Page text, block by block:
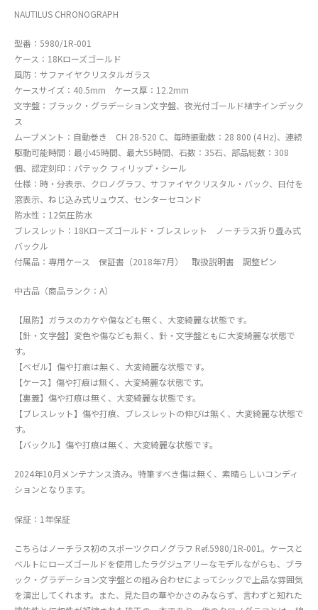
NAUTILUS CHRONOGRAPH
型番：5980/1R-001
ケース：18Kローズゴールド
風防：サファイヤクリスタルガラス
ケースサイズ：40.5mm ケース厚：12.2mm
文字盤：ブラック・グラデーション文字盤、夜光付ゴールド植字インデック
ス
ムーブメント：自動巻き CH 28-520 C、毎時振動数：28 800 (4 Hz)、連続
駆動可能時間：最小45時間、最大55時間、石数：35石、部品総数：308
個、認定刻印：パテック フィリップ・シール
仕様：時・分表示、クロノグラフ、サファイヤクリスタル・バック、日付を
窓表示、ねじ込み式リュウズ、センターセコンド
防水性：12気圧防水
ブレスレット：18Kローズゴールド・ブレスレット ノーチラス折り畳み式
バックル
付属品：専用ケース 保証書（2018年7月） 取扱説明書 調整ピン
中古品（商品ランク：A）
【風防】ガラスのカケや傷なども無く、大変綺麗な状態です。
【針・文字盤】変色や傷なども無く、針・文字盤ともに大変綺麗な状態で
す。
【ベゼル】傷や打痕は無く、大変綺麗な状態です。
【ケース】傷や打痕は無く、大変綺麗な状態です。
【裏蓋】傷や打痕は無く、大変綺麗な状態です。
【ブレスレット】傷や打痕、ブレスレットの伸びは無く、大変綺麗な状態で
す。
【バックル】傷や打痕は無く、大変綺麗な状態です。
2024年10月メンテナンス済み。特筆すべき傷は無く、素晴らしいコンディ
ションとなります。
保証：1年保証
こちらはノーチラス初のスポーツクロノグラフ Ref.5980/1R-001。ケースと
ベルトにローズゴールドを使用したラグジュアリーなモデルながらも、ブラ
ック・グラデーション文字盤との組み合わせによってシックで上品な雰囲気
を演出してくれます。また、見た目の華やかさのみならず、言わずと知れた